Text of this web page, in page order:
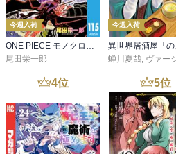
今週入荷
尾田栄一郎
今週入荷
蝉川夏哉 ヴァージニア
4位 5位